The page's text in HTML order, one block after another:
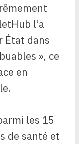
l’a
État dans
», ce
en
les 15
de santé et